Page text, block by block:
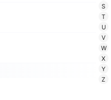
S
T
U
V
W
X
Y
Z